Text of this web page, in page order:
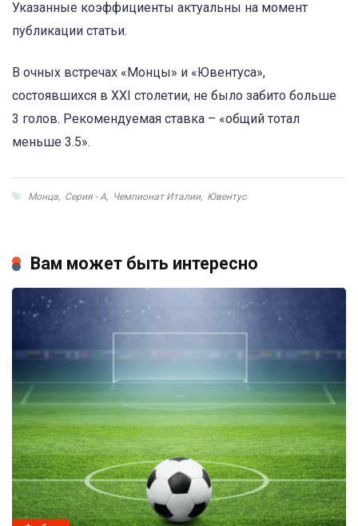
Указанные коэффициенты актуальны на момент
публикации статьи.
В очных встречах «Монцы» и «Ювентуса»,
состоявшихся в XXI столетии, не было забито больше
3 голов. Рекомендуемая ставка – «общий тотал
меньше 3.5».
Монца, Серия - А, Чемпионат Италии, Ювентус
Вам может быть интересно